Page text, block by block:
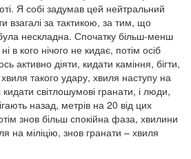
Я собі задумав цей нейтральний
взагалі за тактикою, за тим, що
нескладна. Спочатку більш-менш
в кого нічого не кидає, потім осіб
активно діяти, кидати каміння, бігти,
хвиля такого удару, хвиля наступу на
кидати світлошумові гранати, і люди,
назад, метрів на 20 від цих
знов більш спокійна фаза, хвилини
на міліцію, знов гранати – хвиля